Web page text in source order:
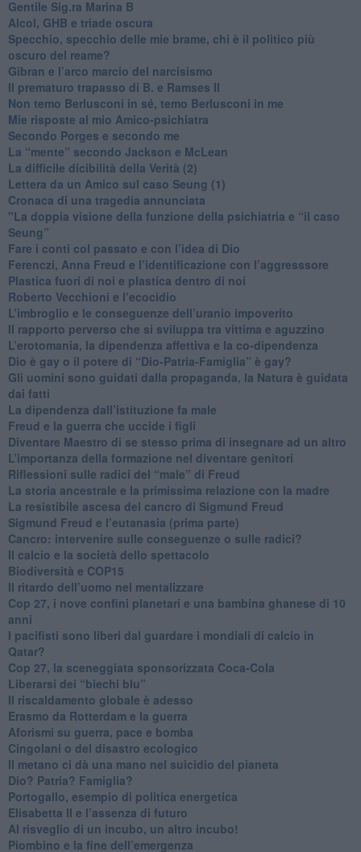
​Gentile Sig.ra Marina B
​Alcol, GHB e triade oscura
​Specchio, specchio delle mie brame, chi è il politico più
oscuro del reame?
​Gibran e l’arco marcio del narcisismo
​Il prematuro trapasso di B. e Ramses II
​Non temo Berlusconi in sé, temo Berlusconi in me
​Mie risposte al mio Amico-psichiatra
​Secondo Porges e secondo me
​La “mente” secondo Jackson e McLean
La difficile dicibilità della Verità (2)
​Lettera da un Amico sul caso Seung (1)
​Cronaca di una tragedia annunciata
"​La doppia visione della funzione della psichiatria e “il caso
Seung”
​Fare i conti col passato e con l’idea di Dio
​Ferenczi, Anna Freud e l’identificazione con l’aggresssore
Plastica fuori di noi e plastica dentro di noi
​Roberto Vecchioni e l’ecocidio
​L’imbroglio e le conseguenze dell’uranio impoverito
​Il rapporto perverso che si sviluppa tra vittima e aguzzino
L’erotomania, la dipendenza affettiva e la co-dipendenza
​Dio è gay o il potere di “Dio-Patria-Famiglia” è gay?
​Gli uomini sono guidati dalla propaganda, la Natura è guidata
dai fatti
La dipendenza dall’istituzione fa male
​Freud e la guerra che uccide i figli
​Diventare Maestro di se stesso prima di insegnare ad un altro
L’importanza della formazione nel diventare genitori
Riflessioni sulle radici del “male” di Freud
​La storia ancestrale e la primissima relazione con la madre
​La resistibile ascesa del cancro di Sigmund Freud
Sigmund Freud e l’eutanasia (prima parte)
Cancro: intervenire sulle conseguenze o sulle radici?
​Il calcio e la società dello spettacolo
Biodiversità e COP15
​Il ritardo dell’uomo nel mentalizzare
​Cop 27, i nove confini planetari e una bambina ghanese di 10
anni
​I pacifisti sono liberi dal guardare i mondiali di calcio in
Qatar?
​Cop 27, la sceneggiata sponsorizzata Coca-Cola
​Liberarsi dei “biechi blu”
Il riscaldamento globale è adesso
​Erasmo da Rotterdam e la guerra
​Aforismi su guerra, pace e bomba
Cingolani o del disastro ecologico
​Il metano ci dà una mano nel suicidio del pianeta
​Dio? Patria? Famiglia?
Portogallo, esempio di politica energetica
​Elisabetta II e l’assenza di futuro
Al risveglio di un incubo, un altro incubo!
​Piombino e la fine dell’emergenza